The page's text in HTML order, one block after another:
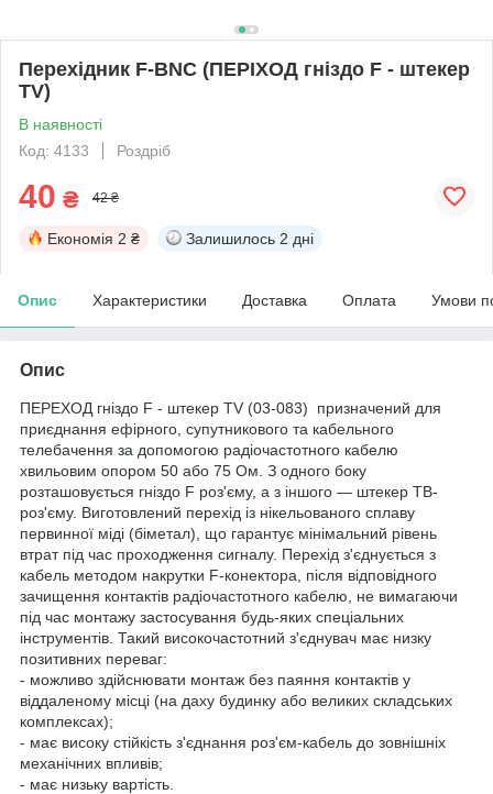
Перехідник F-BNC (ПЕРІХОД гніздо F - штекер
TV)
В наявності
Код: 4133
Роздріб
40 ₴ 42 ₴
Економія 2 ₴ Залишилось 2 дні
Опис Характеристики Доставка Оплата Умови
Опис
ПЕРЕХОД гніздо F - штекер TV (03-083) призначений для
приєднання ефірного, супутникового та кабельного
телебачення за допомогою радіочастотного кабелю
хвильовим опором 50 або 75 Ом. З одного боку
розташовується гніздо F роз'єму, а з іншого — штекер ТВ-
роз'єму. Виготовлений перехід із нікельованого сплаву
первинної міді (біметал), що гарантує мінімальний рівень
втрат під час проходження сигналу. Перехід з'єднується з
кабель методом накрутки F-конектора, після відповідного
зачищення контактів радіочастотного кабелю, не вимагаючи
під час монтажу застосування будь-яких спеціальних
інструментів. Такий високочастотний з'єднувач має низку
позитивних переваг:
- можливо здійснювати монтаж без паяння контактів у
віддаленому місці (на даху будинку або великих складських
комплексах);
- має високу стійкість з'єднання роз'єм-кабель до зовнішніх
механічних впливів;
- має низьку вартість.